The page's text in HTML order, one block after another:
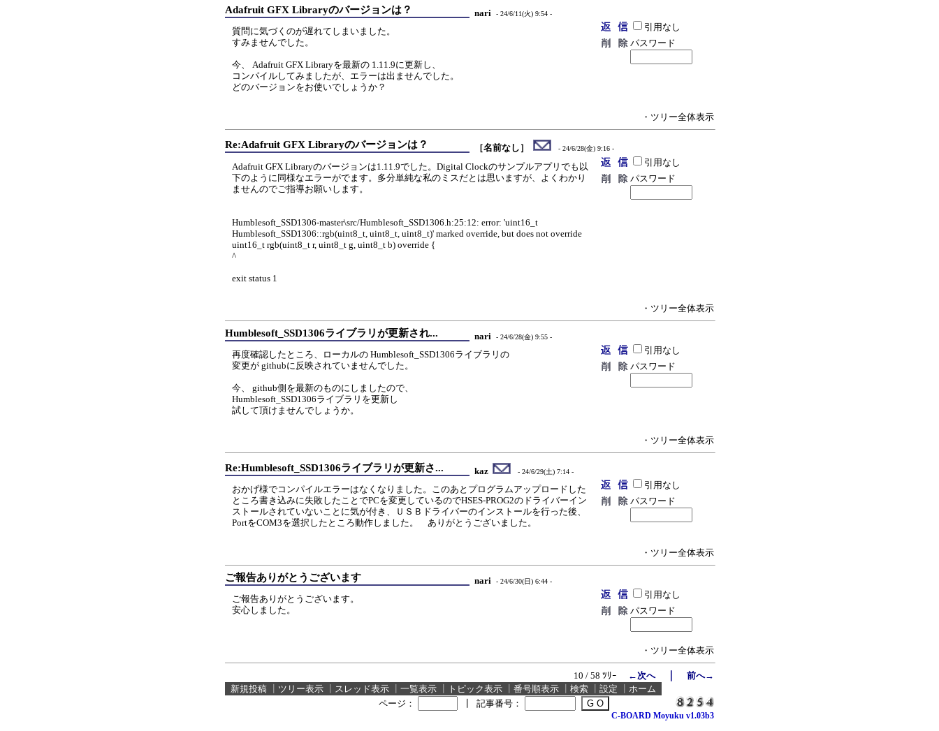
Adafruit GFX Libraryのバージョンは？ nari - 24/6/11(火) 9:54 -
質問に気づくのが遅れてしまいました。
すみませんでした。
今、 Adafruit GFX Libraryを最新の 1.11.9に更新し、
コンパイルしてみましたが、エラーは出ませんでした。
どのバージョンをお使いでしょうか？
引用なし
パスワード
・ツリー全体表示
Re:Adafruit GFX Libraryのバージョンは？ ［名前なし］ - 24/6/28(金) 9:16 -
Adafruit GFX Libraryのバージョンは1.11.9でした。Digital Clockのサンプルアプリでも以
下のように同様なエラーがでます。多分単純な私のミスだとは思いますが、よくわかり
ませんのでご指導お願いします。
Humblesoft_SSD1306-master\src/Humblesoft_SSD1306.h:25:12: error: 'uint16_t
Humblesoft_SSD1306::rgb(uint8_t, uint8_t, uint8_t)' marked override, but does not override
uint16_t rgb(uint8_t r, uint8_t g, uint8_t b) override {
^
exit status 1
引用なし
パスワード
・ツリー全体表示
Humblesoft_SSD1306ライブラリが更新され... nari - 24/6/28(金) 9:55 -
再度確認したところ、ローカルの Humblesoft_SSD1306ライブラリの
変更が githubに反映されていませんでした。
今、 github側を最新のものにしましたので、
Humblesoft_SSD1306ライブラリを更新し
試して頂けませんでしょうか。
引用なし
パスワード
・ツリー全体表示
Re:Humblesoft_SSD1306ライブラリが更新さ... kaz - 24/6/29(土) 7:14 -
おかげ様でコンパイルエラーはなくなりました。このあとプログラムアップロードした
ところ書き込みに失敗したことでPCを変更しているのでHSES-PROG2のドライバーイン
ストールされていないことに気が付き、ＵＳＢドライバーのインストールを行った後、
PortをCOM3を選択したところ動作しました。 ありがとうございました。
引用なし
パスワード
・ツリー全体表示
ご報告ありがとうございます nari - 24/6/30(日) 6:44 -
ご報告ありがとうございます。
安心しました。
引用なし
パスワード
・ツリー全体表示
10 / 58 ﾂﾘｰ ←次へ｜ 前へ→
新規投稿
ツリー表示 スレッド表示 一覧表示 トピック表示 番号順表示 検索 設定
ホーム
ページ：
記事番号：
C-BOARD Moyuku v1.03b3